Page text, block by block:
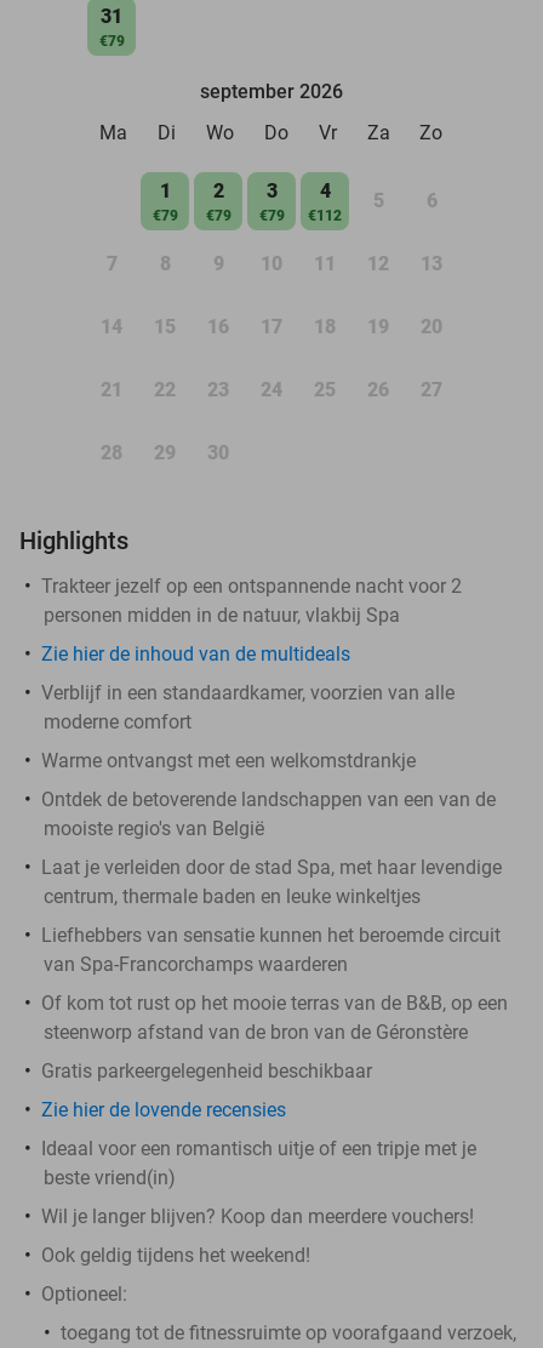
31
€79
september 2026
Ma
Di Wo Do Vr Za Zo
1
€79
2
€79
3
€79
4
€112
5 6
7 8 9 10 11 12 13
14 15 16 17 18 19 20
21 22 23 24 25 26 27
28 29 30
Highlights
Trakteer jezelf op een ontspannende nacht voor 2
personen midden in de natuur, vlakbij Spa
Zie hier de inhoud van de multideals
Verblijf in een standaardkamer, voorzien van alle
moderne comfort
Warme ontvangst met een welkomstdrankje
Ontdek de betoverende landschappen van een van de
mooiste regio's van België
Laat je verleiden door de stad Spa, met haar levendige
centrum, thermale baden en leuke winkeltjes
Liefhebbers van sensatie kunnen het beroemde circuit
van Spa-Francorchamps waarderen
Of kom tot rust op het mooie terras van de B&B, op een
steenworp afstand van de bron van de Géronstère
Gratis parkeergelegenheid beschikbaar
Zie hier de lovende recensies
Ideaal voor een romantisch uitje of een tripje met je
beste vriend(in)
Wil je langer blijven? Koop dan meerdere vouchers!
Ook geldig tijdens het weekend!
Optioneel:
toegang tot de fitnessruimte op voorafgaand verzoek,